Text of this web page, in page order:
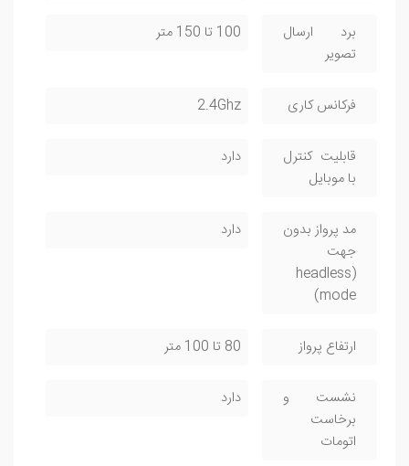
برد ارسال
تصویر
100 تا 150 متر
فرکانس کاری 2.4Ghz
قابلیت کنترل
با موبایل
دارد
مد پرواز بدون
جهت
(headless
mode)
دارد
ارتفاع پرواز 80 تا 100 متر
نشست و
برخاست
اتومات
دارد